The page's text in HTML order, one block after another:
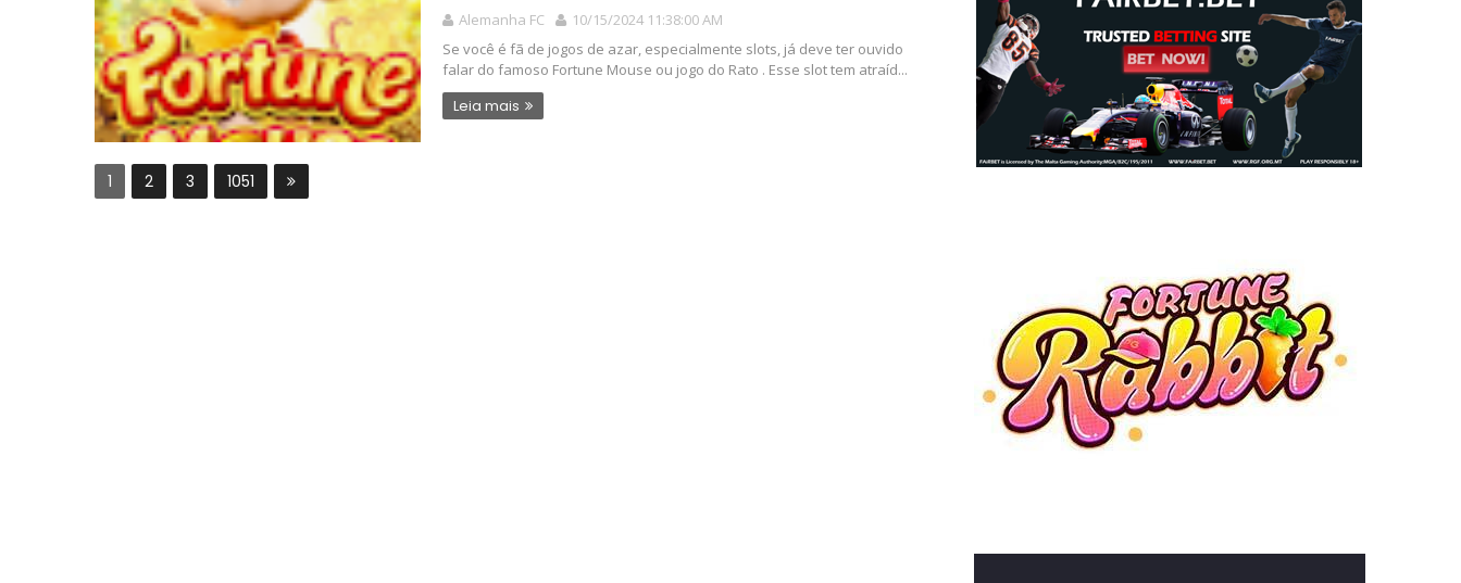
Alemanha FC
10/15/2024 11:38:00 AM
Se você é fã de jogos de azar, especialmente slots, já deve ter ouvido
falar do famoso Fortune Mouse ou jogo do Rato . Esse slot tem atraíd...
Leia mais
1 2 3 1051